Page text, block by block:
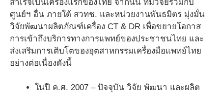
สำเร็จเป็นเครื่องแรกของไทย จากนั้น ทีมวิจัยร่วมกับ
ศูนย์ฯ อื่น ภายใต้ สวทช. และหน่วยงานพันธมิตร มุ่งมั่น
วิจัยพัฒนาผลิตภัณฑ์เครื่อง CT & DR เพื่อขยายโอกาส
การเข้าถึงบริการทางการแพทย์ของประชาชนไทย และ
ส่งเสริมการเติบโตของอุตสาหกรรมเครื่องมือแพทย์ไทย
อย่างต่อเนื่องดังนี้
ในปี ค.ศ. 2007 – ปัจจุบัน วิจัย พัฒนา และผลิต